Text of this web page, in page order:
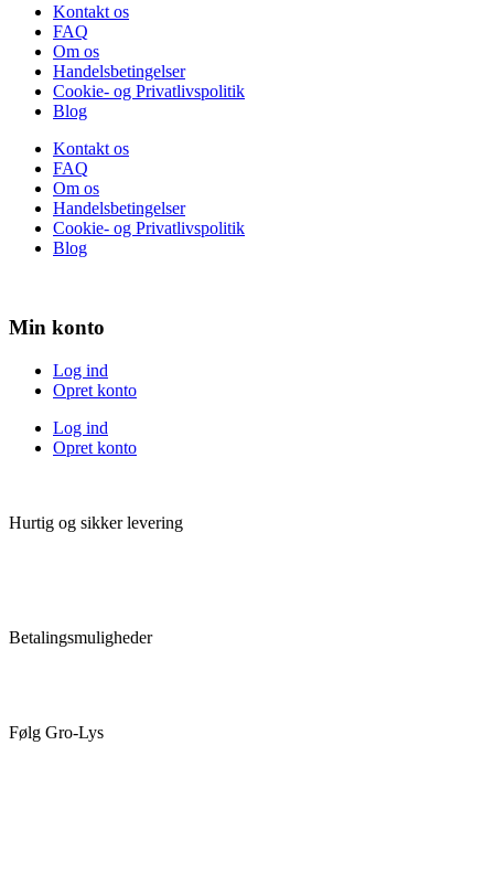
Kontakt os
FAQ
Om os
Handelsbetingelser
Cookie- og Privatlivspolitik
Blog
Kontakt os
FAQ
Om os
Handelsbetingelser
Cookie- og Privatlivspolitik
Blog
Min konto
Log ind
Opret konto
Log ind
Opret konto
Hurtig og sikker levering
Betalingsmuligheder
Følg Gro-Lys